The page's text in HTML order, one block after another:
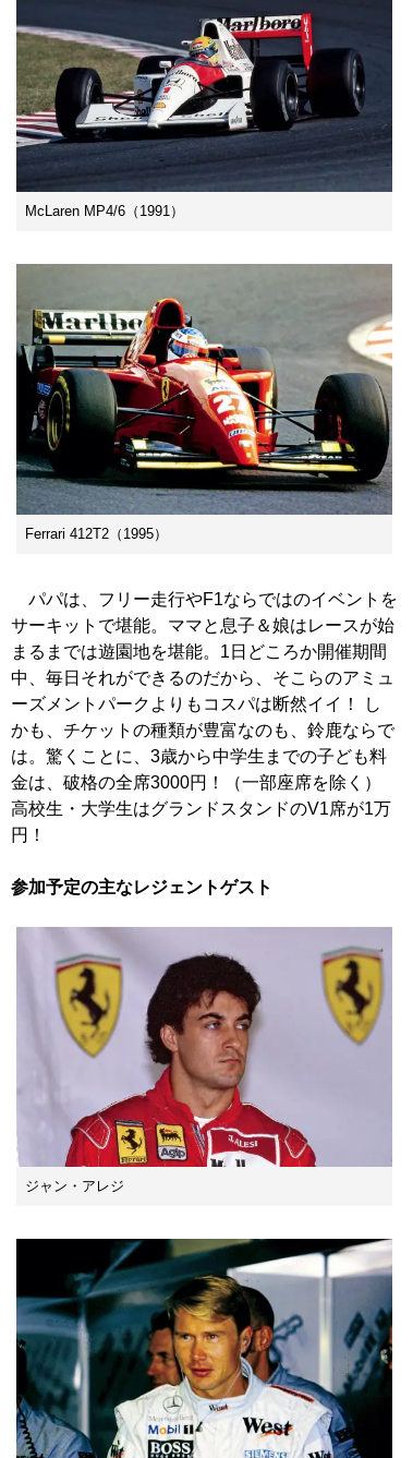
McLaren MP4/6（1991）
Ferrari 412T2（1995）
パパは、フリー走行やF1ならではのイベントを
サーキットで堪能。ママと息子＆娘はレースが始
まるまでは遊園地を堪能。1日どころか開催期間
中、毎日それができるのだから、そこらのアミュ
ーズメントパークよりもコスパは断然イイ！ し
かも、チケットの種類が豊富なのも、鈴鹿ならで
は。驚くことに、3歳から中学生までの子ども料
金は、破格の全席3000円！（一部座席を除く）
高校生・大学生はグランドスタンドのV1席が1万
円！
参加予定の主なレジェントゲスト
ジャン・アレジ